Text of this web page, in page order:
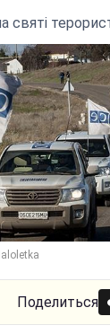
святі
Поделиться